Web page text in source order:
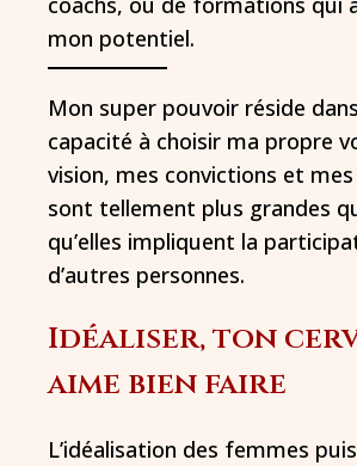
mon potentiel.
Mon super pouvoir réside
capacité à choisir ma propre
vision, mes convictions et
sont tellement plus grandes
qu’elles impliquent la
d’autres personnes.
Idéaliser, ton
aime bien faire
L’idéalisation des femmes